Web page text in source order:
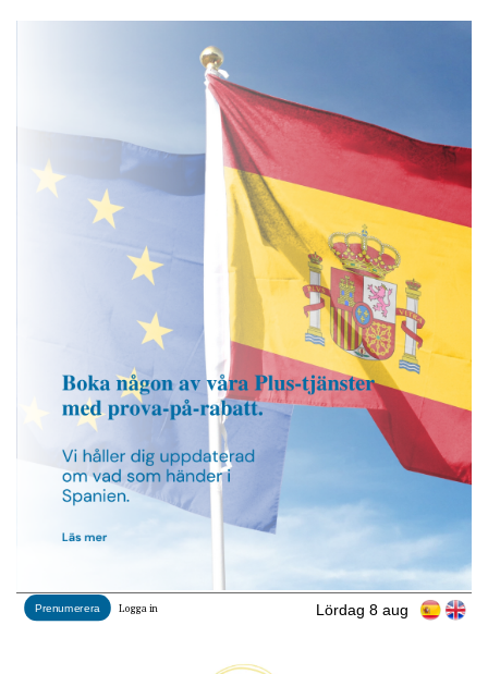
Lördag 8 aug
Prenumerera Logga in